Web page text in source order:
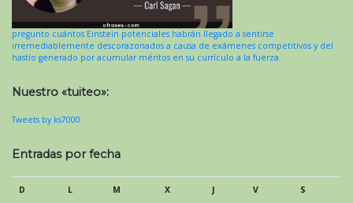
pregunto cuántos Einstein potenciales habrán llegado a sentirse
irremediablemente descorazonados a causa de exámenes competitivos y del
hastío generado por acumular méritos en su currículo a la fuerza.
Nuestro «tuiteo»:
Tweets by ks7000
Entradas por fecha
D L M X J V
S